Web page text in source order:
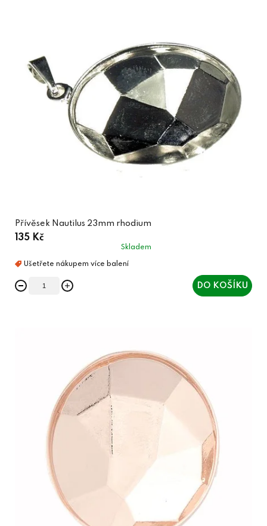
Přívěsek Nautilus 23mm rhodium
135 Kč
Skladem
DO KOŠÍKU